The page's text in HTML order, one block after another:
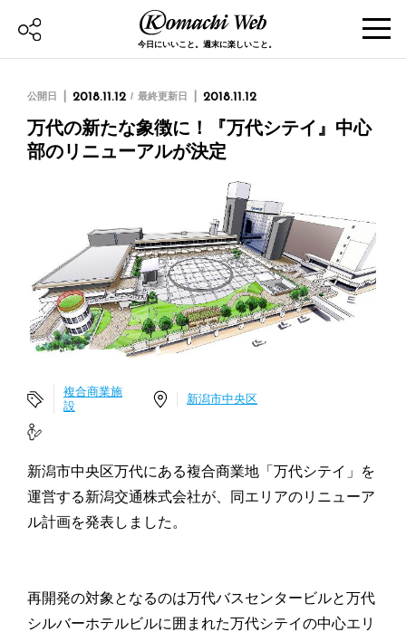
今日にいいこと。週末に楽しいこと。
公開日 2018.11.12 最終更新日 2018.11.12
万代の新たな象徴に！『万代シテイ』中心
部のリニューアルが決定
複合商業施
設
新潟市中央区
新潟市中央区万代にある複合商業地「万代シテイ」を
運営する新潟交通株式会社が、同エリアのリニューア
ル計画を発表しました。
再開発の対象となるのは万代バスセンタービルと万代
シルバーホテルビルに囲まれた万代シテイの中心エリ